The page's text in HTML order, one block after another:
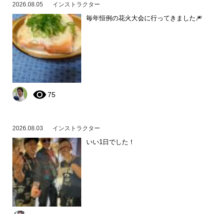
2026.08.05 インストラクター
毎年恒例の花火大会に行ってきました🎆
75
2026.08.03 インストラクター
いい1日でした！